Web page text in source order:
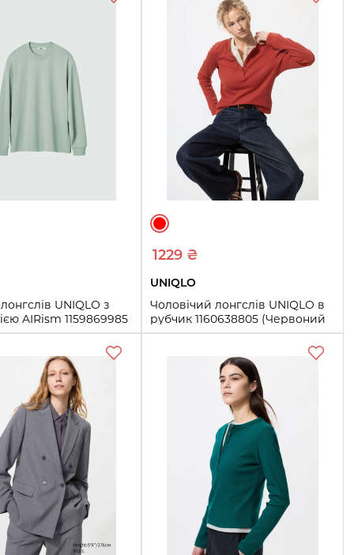
Купить
UNIQLO з
AIRism 1159869985
M)
3XL
Купить
1229 ₴
UNIQLO
Чоловічий лонгслів UNIQLO в
рубчик 1160638805 (Червоний
XS)
L
Купить